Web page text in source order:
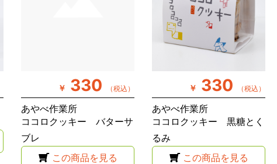
￥ 330 （税込）
あやべ作業所
ココロクッキー バターサ
ブレ
この商品を見る
￥ 330 （税込）
あやべ作業所
ココロクッキー 黒糖とく
るみ
この商品を見る